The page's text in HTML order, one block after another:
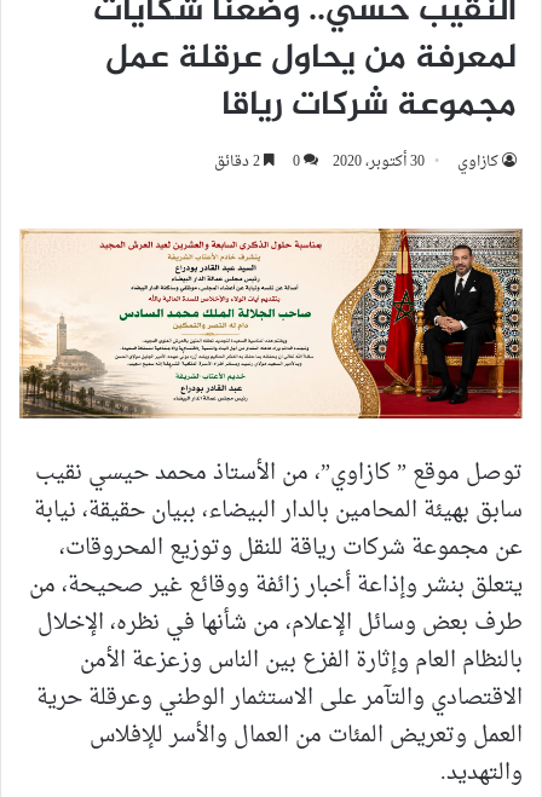
النقيب حسي.. وضعنا شكايات
لمعرفة من يحاول عرقلة عمل
مجموعة شركات رياقا
كازاوي 30 أكتوبر، 2020 0
توصل موقع ” كازاوي”، من الأستاذ محمد حيسي نقيب
سابق بهيئة المحامين بالدار البيضاء، ببيان حقيقة، نيابة
عن مجموعة شركات رياقة للنقل وتوزيع المحروقات،
يتعلق بنشر وإذاعة أخبار زائفة ووقائع غير صحيحة، من
طرف بعض وسائل الإعلام، من شأنها في نظره، الإخلال
بالنظام العام وإثارة الفزع بين الناس وزعزعة الأمن
الاقتصادي والتآمر على الاستثمار الوطني وعرقلة حرية
العمل وتعريض المئات من العمال والأسر للإفلاس
والتهديد.